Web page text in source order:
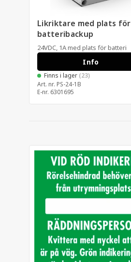
Likriktare med plats för
batteribackup
24VDC, 1A med plats för batteri
Info
Finns i lager (23)
Art. nr. PS-24-1B
E-nr. 6301695